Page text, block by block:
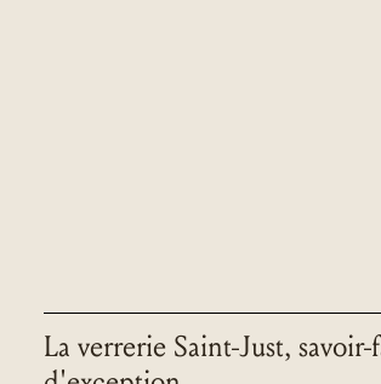
La verrerie Saint-Just, savoir-